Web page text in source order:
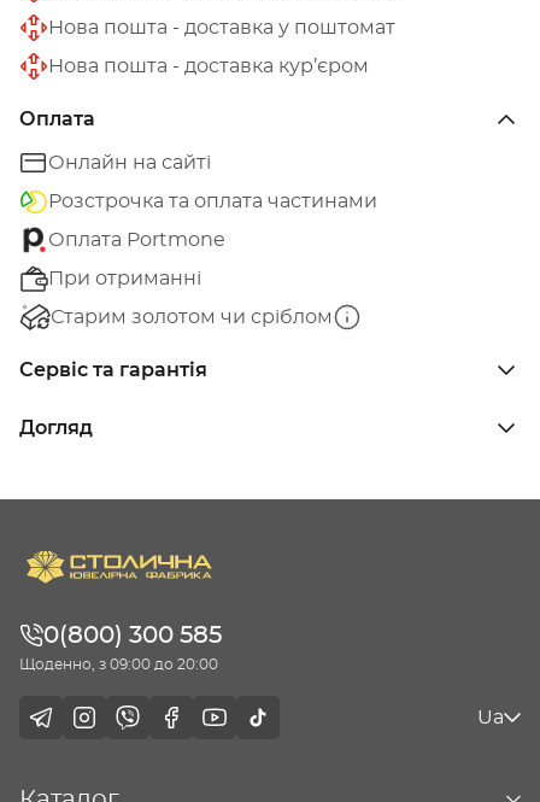
Нова пошта - доставка у поштомат
Нова пошта - доставка кур’єром
Оплата
Онлайн на сайті
Розстрочка та оплата частинами
Оплата Portmone
При отриманні
Старим золотом чи сріблом
Сервіс та гарантія
Догляд
0(800) 300 585
Щоденно, з 09:00 до 20:00
Ua